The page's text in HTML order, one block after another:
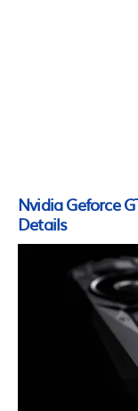
Nvidia Geforce
Details